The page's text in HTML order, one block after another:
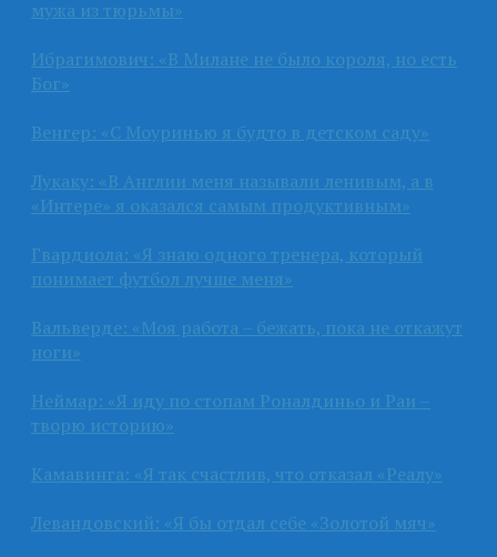
мужа из тюрьмы»
Ибрагимович: «В Милане не было короля, но есть
Бог»
Венгер: «С Моуринью я будто в детском саду»
Лукаку: «В Англии меня называли ленивым, а в
«Интере» я оказался самым продуктивным»
Гвардиола: «Я знаю одного тренера, который
понимает футбол лучше меня»
Вальверде: «Моя работа – бежать, пока не откажут
ноги»
Неймар: «Я иду по стопам Роналдиньо и Раи –
творю историю»
Камавинга: «Я так счастлив, что отказал «Реалу»
Левандовский: «Я бы отдал себе «Золотой мяч»